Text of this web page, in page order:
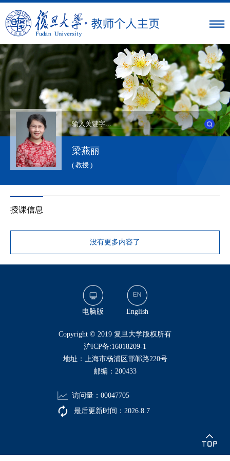
梁燕丽
( 教授 )
授课信息
没有更多内容了
电脑版 English
​Copyright © 2019 复旦大学版权所有
沪ICP备:16018209-1
地址：上海市杨浦区邯郸路220号
邮编：200433
访问量： 00047705
最后更新时间： 2026 8 7